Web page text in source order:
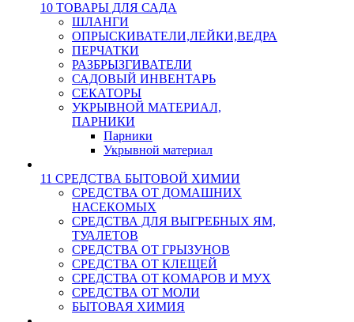
10 ТОВАРЫ ДЛЯ САДА
ШЛАНГИ
ОПРЫСКИВАТЕЛИ,ЛЕЙКИ,ВЕДРА
ПЕРЧАТКИ
РАЗБРЫЗГИВАТЕЛИ
САДОВЫЙ ИНВЕНТАРЬ
СЕКАТОРЫ
УКРЫВНОЙ МАТЕРИАЛ,
ПАРНИКИ
Парники
Укрывной материал
11 СРЕДСТВА БЫТОВОЙ ХИМИИ
СРЕДСТВА ОТ ДОМАШНИХ
НАСЕКОМЫХ
СРЕДСТВА ДЛЯ ВЫГРЕБНЫХ ЯМ,
ТУАЛЕТОВ
СРЕДСТВА ОТ ГРЫЗУНОВ
СРЕДСТВА ОТ КЛЕЩЕЙ
СРЕДСТВА ОТ КОМАРОВ И МУХ
СРЕДСТВА ОТ МОЛИ
БЫТОВАЯ ХИМИЯ